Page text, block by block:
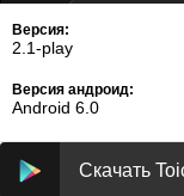
Версия:
2.1-play
Версия андроид:
Android 6.0
Скачать